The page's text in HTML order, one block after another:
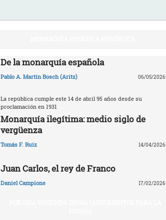
De la monarquía española
Pablo A. Martin Bosch (Aritz) 06/05/2026
La república cumple este 14 de abril 95 años desde su
proclamación en 1931
Monarquía ilegítima: medio siglo de
vergüenza
Tomás F. Ruiz 14/04/2026
Juan Carlos, el rey de Franco
Daniel Campione 17/02/2026